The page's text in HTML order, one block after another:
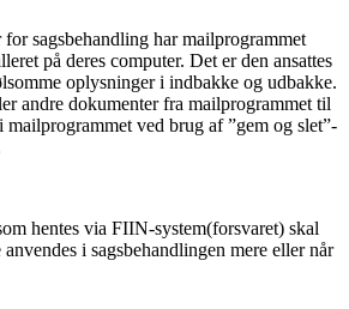
for sagsbehandling har mailprogrammet
på deres computer. Det er den ansattes
oplysninger i indbakke og udbakke.
andre dokumenter fra mailprogrammet til
ved brug af ”gem og slet”-
hentes via FIIN-system(forsvaret) skal
i sagsbehandlingen mere eller når